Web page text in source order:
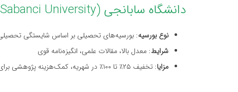
دانشگاه سابانجی (Sabanci University)
نوع بورسیه: بورسیه‌های تحصیلی بر اساس شایستگی
شرایط: معدل بالا، مقالات علمی، انگیزه‌نامه قوی
مزایا: تخفیف ۲۵٪ تا ۱۰۰٪ در شهریه، کمک‌هزینه پژوهشی برای مقاطع بالاتر